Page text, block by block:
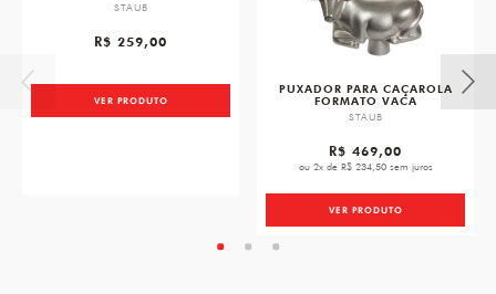
STAUB
R$ 259,00
VER PRODUTO
PUXADOR PARA CAÇAROLA
FORMATO VACA
STAUB
R$ 469,00
ou 2x de R$ 234,50 sem juros
VER PRODUTO